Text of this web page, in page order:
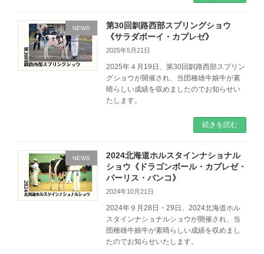
NEWS
第30回釧路西部スプリングショウ
《サラダボーイ・カプレゼ》
2025年5月21日
2025年４月19日、第30回釧路西部スプリン
グショウが開催され、当団種雄牛娘牛が素
晴らしい成績を収めましたのでお知らせい
たします。
続きを読む
NEWS
2024北海道ホルスタインナショナル
ショウ《ドラゴンボール・カプレゼ・
パーリス・バンコ》
2024年10月21日
2024年９月28日・29日、2024北海道ホル
スタインナショナルショウが開催され、当
団種雄牛娘牛が素晴らしい成績を収めまし
たのでお知らせいたします。